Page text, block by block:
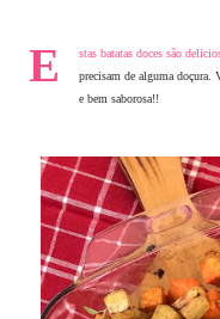
E
stas batatas doces são
precisam de alguma doçura.
e bem saborosa!!